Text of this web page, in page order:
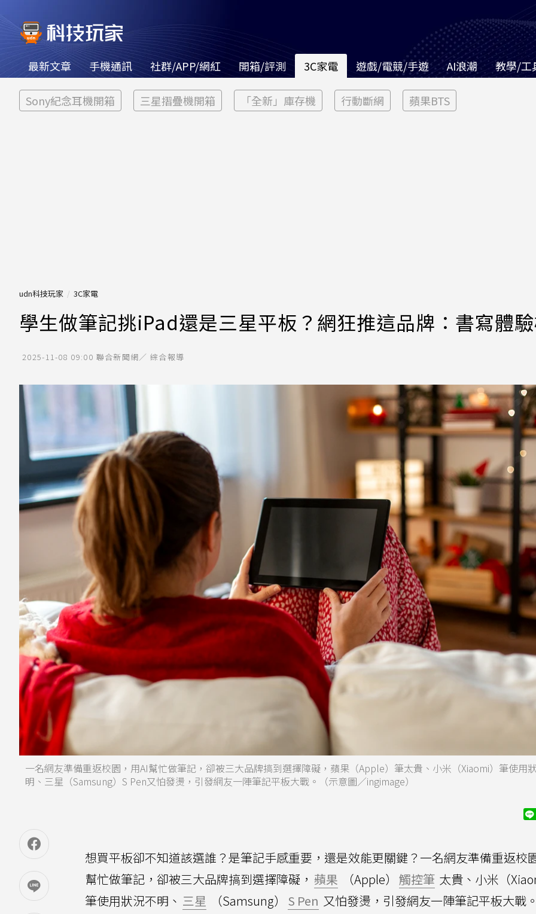
最新文章 手機通訊 社群/APP/網紅 開箱/評測 3C家電 遊戲/電競/手遊 AI浪潮 教學/工
Sony紀念耳機開箱 三星摺疊機開箱 「全新」庫存機 行動斷網 蘋果BTS
udn科技玩家 3C家電
學生做筆記挑iPad還是三星平板？網狂推這品牌：書寫體
2025-11-08 09:00 聯合新聞網／ 綜合報導
一名網友準備重返校園，用AI幫忙做筆記，卻被三大品牌搞到選擇障礙，蘋果（Apple）筆太貴、小米（Xiaomi）筆使用
明、三星（Samsung）S Pen又怕發燙，引發網友一陣筆記平板大戰。（示意圖／ingimage）
想買平板卻不知道該選誰？是筆記手感重要，還是效能更關鍵？一名網友準備重返校
幫忙做筆記，卻被三大品牌搞到選擇障礙， 蘋果 （Apple） 觸控筆 太貴、小米（
筆使用狀況不明、 三星 （Samsung） S Pen 又怕發燙，引發網友一陣筆記平板大戰